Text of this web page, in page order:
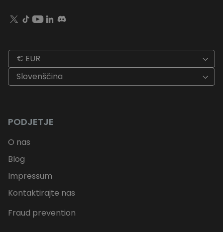
€ EUR
Slovenščina
PODJETJE
O nas
Blog
Impressum
Kontaktirajte nas
Fraud prevention